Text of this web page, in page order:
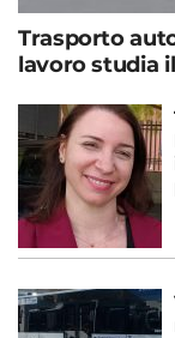
Trasporto
lavoro studia